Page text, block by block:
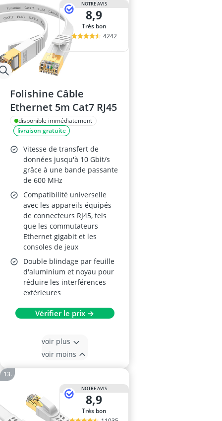
NOTRE AVIS
8,9
Très bon
4242
Folishine Câble
Ethernet 5m Cat7 RJ45
disponible immédiatement
livraison gratuite
Vitesse de transfert de
données jusqu'à 10 Gbit/s
grâce à une bande passante
de 600 MHz
Compatibilité universelle
avec les appareils équipés
de connecteurs RJ45, tels
que les commutateurs
Ethernet gigabit et les
consoles de jeux
Double blindage par feuille
d'aluminium et noyau pour
réduire les interférences
extérieures
Vérifier le prix →
voir plus
voir moins
NOTRE AVIS
8,9
Très bon